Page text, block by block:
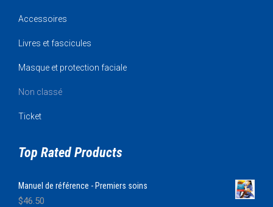
Accessoires
Livres et fascicules
Masque et protection faciale
Non classé
Ticket
Top Rated Products
Manuel de référence - Premiers soins
$46.50